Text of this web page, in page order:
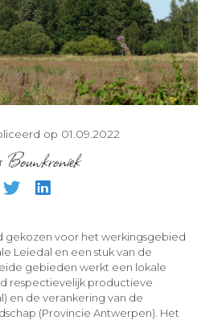
op 01.09.2022
Bouwkroniek
gekozen voor het werkingsgebied
Leiedal en een stuk van de
gebieden werkt een lokale
respectievelijk productieve
en de verankering van de
(Provincie Antwerpen). Het